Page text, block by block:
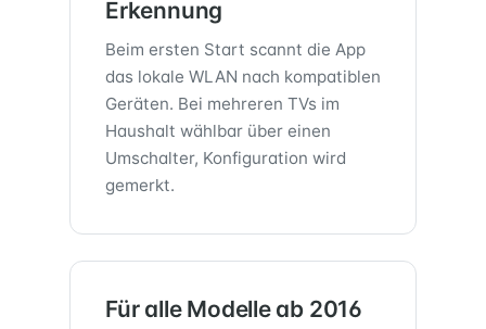
Erkennung
Beim ersten Start scannt die App
das lokale WLAN nach kompatiblen
Geräten. Bei mehreren TVs im
Haushalt wählbar über einen
Umschalter, Konfiguration wird
gemerkt.
Für alle Modelle ab 2016